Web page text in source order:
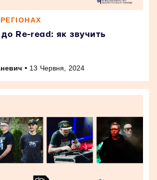
до Re-read: як звучить
• 13 Червня, 2024